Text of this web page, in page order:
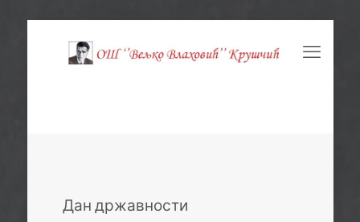
Дан државности